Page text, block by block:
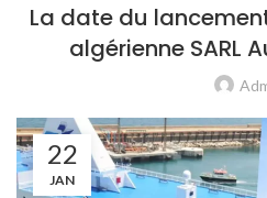
La date du
algérienne SARL
22
JAN